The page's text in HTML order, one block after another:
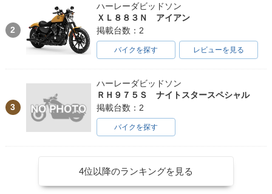
2
ハーレーダビッドソン
ＸＬ８８３Ｎ アイアン
掲載台数：2
バイクを探す レビューを見る
3
ハーレーダビッドソン
ＲＨ９７５Ｓ ナイトスタースペシャル
掲載台数：2
バイクを探す
4位以降のランキングを見る